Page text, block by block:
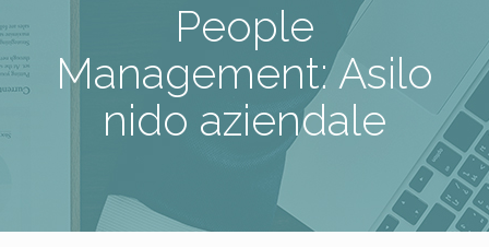
People
Management: Asilo
nido aziendale